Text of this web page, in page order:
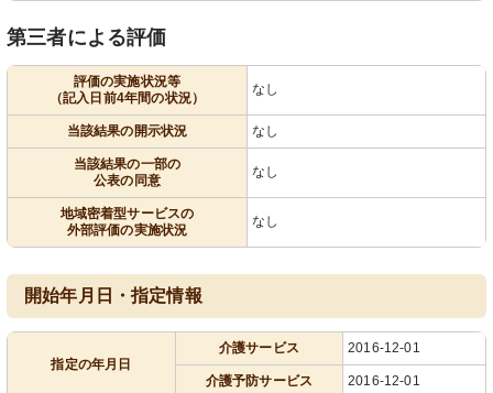
第三者による評価
評価の実施状況等
（記入日前4年間の状況）
なし
当該結果の開示状況 なし
当該結果の一部の
公表の同意
なし
地域密着型サービスの
外部評価の実施状況
なし
開始年月日・指定情報
指定の年月日
介護サービス 2016-12-01
介護予防サービス 2016-12-01